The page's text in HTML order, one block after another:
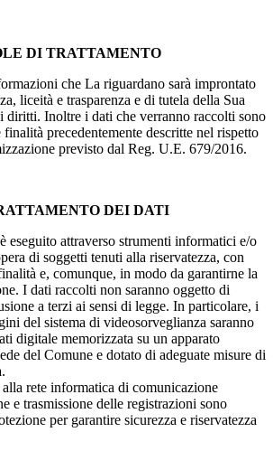
DI TRATTAMENTO
che La riguardano sarà improntato
liceità e trasparenza e di tutela della Sua
diritti. Inoltre i dati che verranno raccolti sono
precedentemente descritte nel rispetto
previsto dal Reg. U.E. 679/2016.
DEI DATI
eseguito attraverso strumenti informatici e/o
di soggetti tenuti alla riservatezza, con
e, comunque, in modo da garantirne la
I dati raccolti non saranno oggetto di
a terzi ai sensi di legge. In particolare, i
del sistema di videosorveglianza saranno
digitale memorizzata su un apparato
del Comune e dotato di adeguate misure di
rete informatica di comunicazione
e trasmissione delle registrazioni sono
per garantire sicurezza e riservatezza